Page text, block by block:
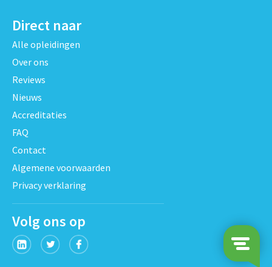
Direct naar
Alle opleidingen
Over ons
Reviews
Nieuws
Accreditaties
FAQ
Contact
Algemene voorwaarden
Privacy verklaring
Volg ons op